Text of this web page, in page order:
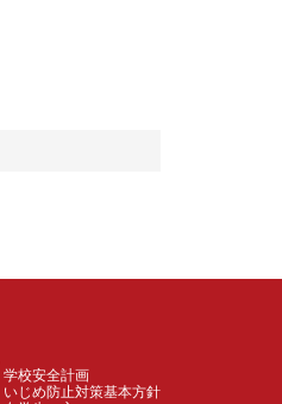
学校安全計画
いじめ防止対策基本方針